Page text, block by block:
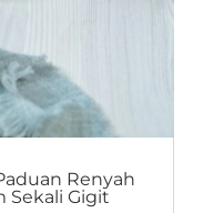
Renyah
Sekali Gigit